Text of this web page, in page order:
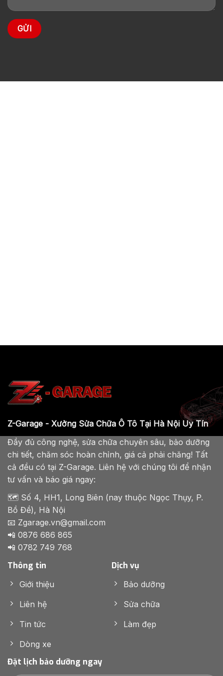
Z-Garage - Xưởng Sửa Chữa Ô Tô Tại Hà Nội Uy Tín
Đầy đủ công nghệ, sửa chữa chuyên sâu, bảo dưỡng
chi tiết, chăm sóc hoàn chỉnh, giá cả phải chăng! Tất
cả đều có tại Z-Garage. Liên hệ với chúng tôi để nhận
tư vấn và báo giá ngay:
🗺️ Số 4, HH1, Long Biên (nay thuộc Ngọc Thụy, P.
Bồ Đề), Hà Nội
📧 Zgarage.vn@gmail.com
📲 0876 686 865
📲 0782 749 768
Thông tin
Giới thiệu
Liên hệ
Tin tức
Dòng xe
Dịch vụ
Bảo dưỡng
Sửa chữa
Làm đẹp
Đặt lịch bảo dưỡng ngay